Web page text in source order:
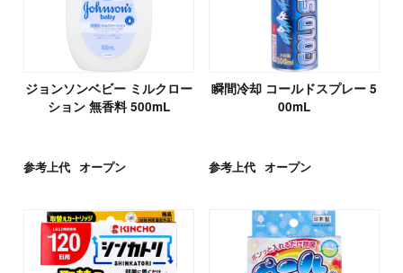
ジョンソンベビー ミルクロー
ション 無香料 500mL
参考上代 オープン
瞬間冷却 コールドスプレー 5
00mL
参考上代 オープン